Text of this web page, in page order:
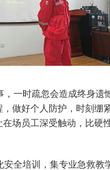
，一时疏忽会造成终身遗
，做好个人防护，时刻绷
在场员工深受触动，比硬
安全培训，集专业急救教